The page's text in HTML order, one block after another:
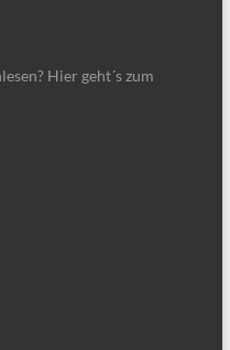
Hier geht´s zum